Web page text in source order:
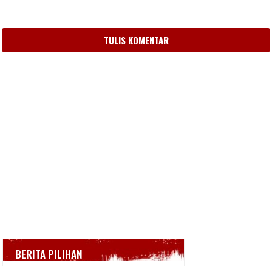
TULIS KOMENTAR
BERITA PILIHAN